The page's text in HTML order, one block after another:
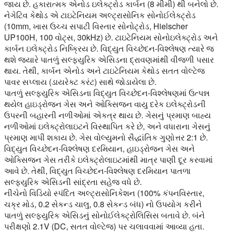
જાય છે. હકારાત્મક એનોડ ઇલેક્ટ્રોડ કાર્બન (8 મીમી) થી બનેલો છે.
નેગેટિવ કેથોડ એ ટાઇટેનિયમ અલ્ટ્રાસોનિક સોનોઈલેક્ટ્રોડ
(10mm, ખાસ ઉચ્ચ સપાટી વિસ્તાર સોનોટ્રોડ, Hielscher
UP100H, 100 વોટ્સ, 30kHz) છે. ટાઇટેનિયમ સોનોઇલેક્ટ્રોડ અને
કાર્બન ઇલેક્ટ્રોડ નિષ્ક્રિય છે. વિદ્યુત વિચ્છેદન-વિશ્લેષણ ત્યારે જ
થશે જ્યારે પાતળું સલ્ફ્યુરિક એસિડના દ્રાવણમાંથી વીજળી પસાર
થાય. તેથી, કાર્બન એનોડ અને ટાઇટેનિયમ કેથોડ સતત વોલ્ટેજ
પાવર સપ્લાય (ડાયરેક્ટ કરંટ) સાથે જોડાયેલા છે.
પાતળું સલ્ફ્યુરિક એસિડના વિદ્યુત વિચ્છેદન-વિશ્લેષણમાં ઉત્પન્ન
થયેલ હાઇડ્રોજન ગેસ અને ઓક્સિજન વાયુ દરેક ઇલેક્ટ્રોડની
ઉપરની બહારની નળીઓમાં એકત્ર થાય છે. ગેસનું પ્રમાણ બાહ્ય
નળીઓમાં ઇલેક્ટ્રોલાઇટને વિસ્થાપિત કરે છે, અને વધારાના ગેસનું
પ્રમાણ માપી શકાય છે. ગેસ વોલ્યુમનો સૈદ્ધાંતિક ગુણોત્તર 2:1 છે.
વિદ્યુત વિચ્છેદન-વિશ્લેષણ દરમિયાન, હાઇડ્રોજન ગેસ અને
ઓક્સિજન ગેસ તરીકે ઇલેક્ટ્રોલાઇટમાંથી માત્ર પાણી દૂર કરવામાં
આવે છે. તેથી, વિદ્યુત વિચ્છેદન-વિશ્લેષણ દરમિયાન પાતળા
સલ્ફ્યુરિક એસિડની સાંદ્રતા સહેજ વધે છે.
નીચેનો વિડિયો સ્પંદિત અલ્ટ્રાસોનિકેશન (100% કંપનવિસ્તાર,
ચક્ર મોડ, 0.2 સેકન્ડ ચાલુ, 0.8 સેકન્ડ બંધ) નો ઉપયોગ કરીને
પાતળું સલ્ફ્યુરિક એસિડનું સોનોઈલેક્ટ્રોલિસિસ બતાવે છે. બંને
પરીક્ષણો 2.1V (DC, સતત વોલ્ટેજ) પર ચલાવવામાં આવ્યા હતા.